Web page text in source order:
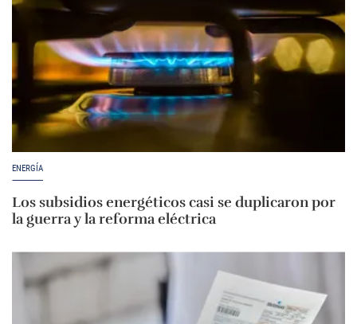
ENERGÍA
Los subsidios energéticos casi se duplicaron por
la guerra y la reforma eléctrica